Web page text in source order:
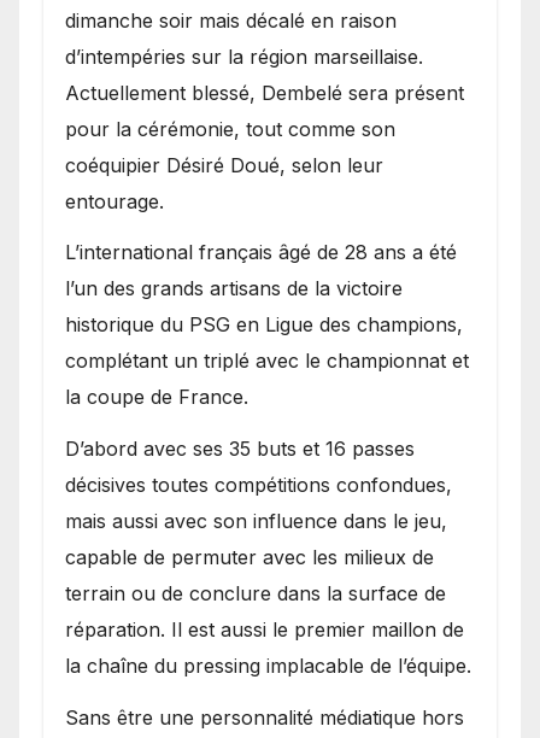
dimanche soir mais décalé en raison
d’intempéries sur la région marseillaise.
Actuellement blessé, Dembelé sera présent
pour la cérémonie, tout comme son
coéquipier Désiré Doué, selon leur
entourage.
L’international français âgé de 28 ans a été
l’un des grands artisans de la victoire
historique du PSG en Ligue des champions,
complétant un triplé avec le championnat et
la coupe de France.
D’abord avec ses 35 buts et 16 passes
décisives toutes compétitions confondues,
mais aussi avec son influence dans le jeu,
capable de permuter avec les milieux de
terrain ou de conclure dans la surface de
réparation. Il est aussi le premier maillon de
la chaîne du pressing implacable de l’équipe.
Sans être une personnalité médiatique hors